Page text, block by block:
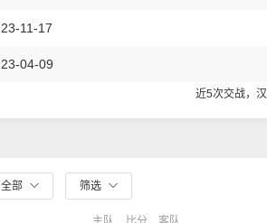
23-11-17
23-04-09
近5次交战，
全部 筛选